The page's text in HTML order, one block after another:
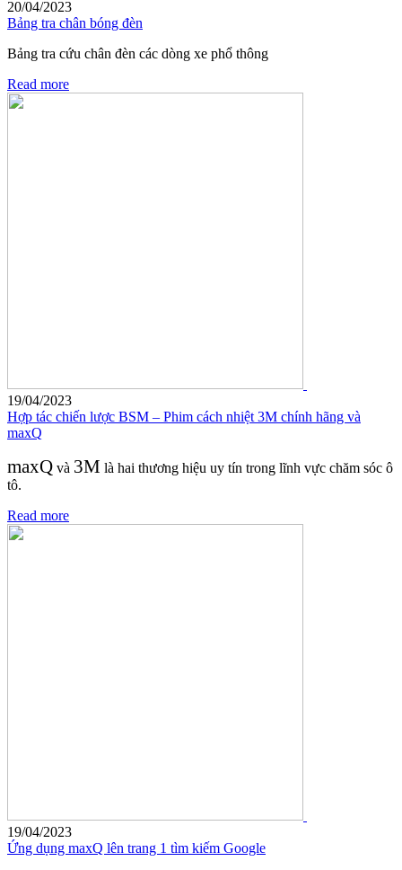
20/04/2023
Bảng tra chân bóng đèn
Bảng tra cứu chân đèn các dòng xe phổ thông
Read more
19/04/2023
Hợp tác chiến lược BSM – Phim cách nhiệt 3M chính hãng và
maxQ
maxQ và 3M là hai thương hiệu uy tín trong lĩnh vực chăm sóc ô
tô.
Read more
19/04/2023
Ứng dụng maxQ lên trang 1 tìm kiếm Google